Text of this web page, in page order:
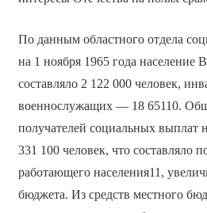
По данным областного отдела
на 1 ноября 1965 года население
составляло 2 122 000 человек,
военнослужащих — 18 65110.
получателей социальных выплат
331 100 человек, что составляло
работающего населения11,
бюджета. Из средств местного